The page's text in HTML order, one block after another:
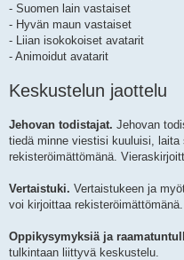
- Suomen lain vastaiset
- Hyvän maun vastaiset
- Liian isokokoiset avatarit
- Animoidut avatarit
Keskustelun jaottelu
Jehovan todistajat. Jehovan
tiedä minne viestisi kuuluisi,
rekisteröimättömänä.
Vertaistuki. Vertaistukeen ja
voi kirjoittaa
Oppikysymyksiä ja
tulkintaan liittyvä keskustelu.